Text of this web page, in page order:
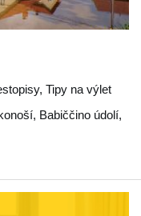
Tipy na výlet
, Babiččino údolí,